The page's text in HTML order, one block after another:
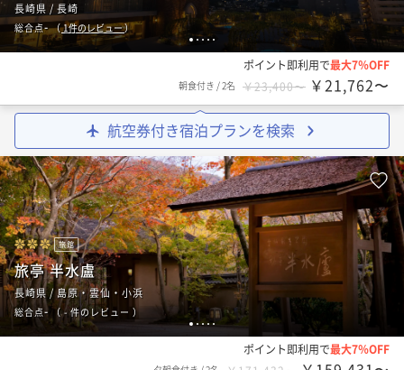
1 23 45
長崎県 / 長崎
総合点-（1件のレビュー）
ポイント即利用で最大7％OFF
朝食付き /2名 ￥23,400〜 ￥21,762〜
航空券付き宿泊プランを検索
12345
旅館
旅亭 半水盧
長崎県 / 島原・雲仙・小浜
総合点- （- 件のレビュー ）
ポイント即利用で最大7％OFF